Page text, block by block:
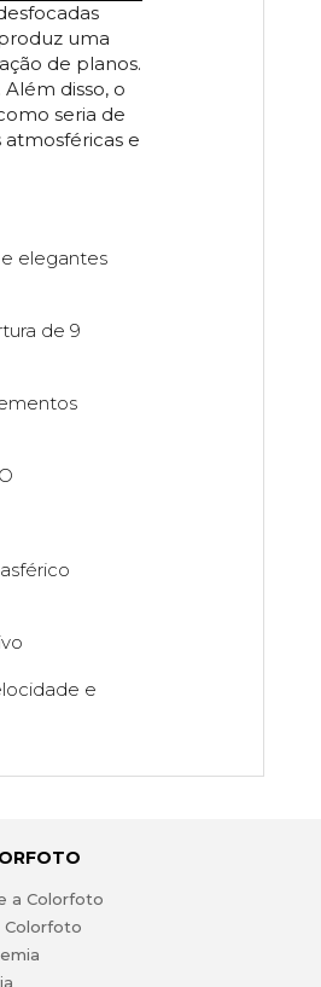
uma
de planos.
disso, o
seria de
e
elegantes
de 9
e
a Colorfoto
Colorfoto